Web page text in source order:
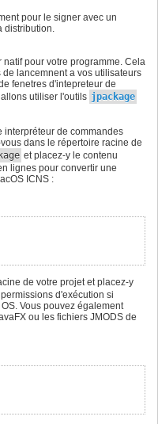
pour le signer avec un
distribution.
pour votre programme. Cela
lancemnent a vos utilisateurs
fenetres d'intepreteur de
utiliser l'outils jpackage
interpréteur de commandes
dans le répertoire racine de
et placez-y le contenu
lignes pour convertir une
ICNS :
de votre projet et placez-y
d'exécution si
Vous pouvez également
ou les fichiers JMODS de